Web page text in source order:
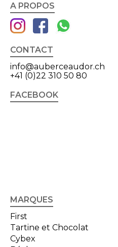
A PROPOS
CONTACT
info@auberceaudor.ch
+41 (0)22 310 50 80
FACEBOOK
MARQUES
First
Tartine et Chocolat
Cybex